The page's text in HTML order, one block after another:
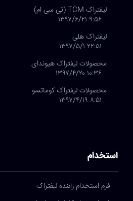
لیفتراک TCM (تی سی ام)
۹:۵۶ ۱۳۹۷/۶/۲۱
لیفتراک هلی
۲۲:۵۱ ۱۳۹۷/۵/۱
محصولات لیفتراک هیوندای
۱۰:۳۶ ۱۳۹۷/۴/۲۰
محصولات لیفتراک کوماتسو
۸:۵۱ ۱۳۹۷/۴/۱۹
استخدام
فرم استخدام راننده لیفتراک